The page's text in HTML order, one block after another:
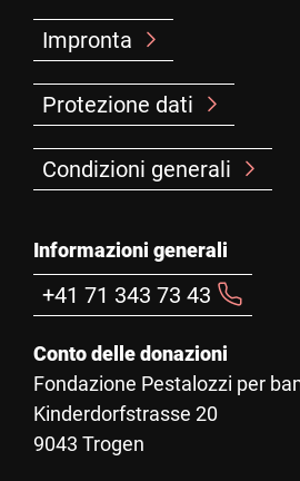
Impronta
Protezione dati
Condizioni generali
Informazioni generali
+41 71 343 73 43
Conto delle donazioni
Fondazione Pestalozzi per
Kinderdorfstrasse 20
9043 Trogen